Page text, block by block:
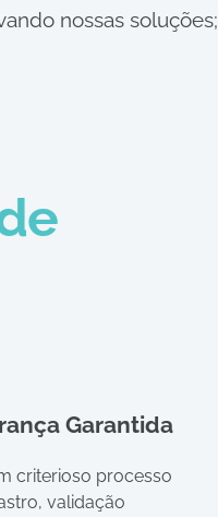
nossas soluções;
Garantida
criterioso processo
validação